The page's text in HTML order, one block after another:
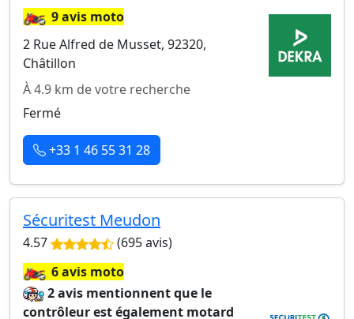
🏍️9 avis moto
2 Rue Alfred de Musset, 92320,
Châtillon
À 4.9 km de votre recherche
Fermé
+33 1 46 55 31 28
Sécuritest Meudon
4.57 (695 avis)
🏍️6 avis moto
2 avis mentionnent que le
contrôleur est également motard